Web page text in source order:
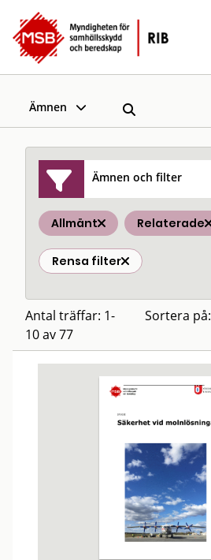
Ämnen
Ämnen och filter
Allmänt Relaterade
Rensa filter
Antal träffar: 1-
10 av 77
Sortera på: